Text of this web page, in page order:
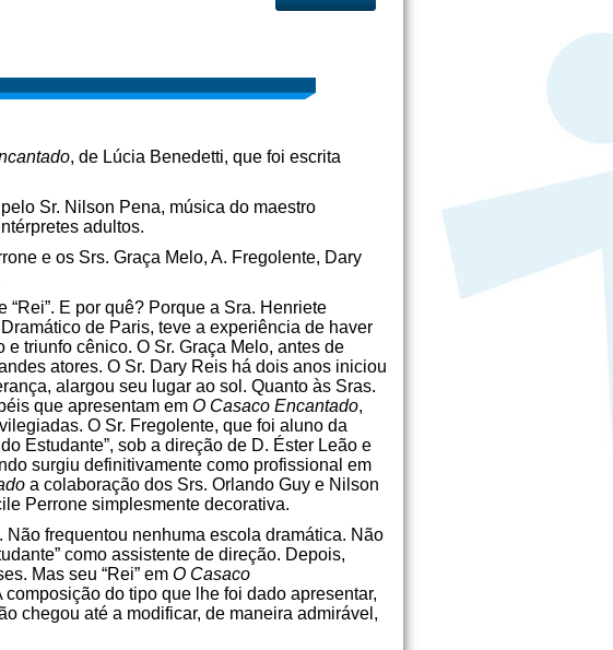
, de Lúcia Benedetti, que foi escrita
Sr. Nilson Pena, música do maestro
adultos.
e os Srs. Graça Melo, A. Fregolente, Dary
E por quê? Porque a Sra. Henriete
de Paris, teve a experiência de haver
triunfo cênico. O Sr. Graça Melo, antes de
atores. O Sr. Dary Reis há dois anos iniciou
alargou seu lugar ao sol. Quanto às Sras.
que apresentam em O Casaco Encantado,
O Sr. Fregolente, que foi aluno da
Estudante”, sob a direção de D. Éster Leão e
surgiu definitivamente como profissional em
a colaboração dos Srs. Orlando Guy e Nilson
Perrone simplesmente decorativa.
Não frequentou nenhuma escola dramática. Não
como assistente de direção. Depois,
Mas seu “Rei” em O Casaco
do tipo que lhe foi dado apresentar,
chegou até a modificar, de maneira admirável,